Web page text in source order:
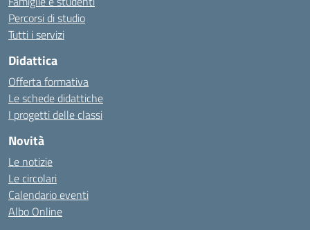
Percorsi di studio
Tutti i servizi
Didattica
Offerta formativa
Le schede didattiche
I progetti delle classi
Novità
Le notizie
Le circolari
Calendario eventi
Albo Online